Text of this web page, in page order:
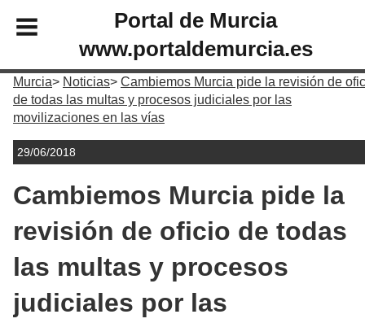
Portal de Murcia
www.portaldemurcia.es
Murcia Noticias
Cambiemos Murcia pide la revisión de
de todas las multas y procesos judiciales por las
movilizaciones en las vías
29/06/2018
Cambiemos Murcia pide la
revisión de oficio de todas
las multas y procesos
judiciales por las